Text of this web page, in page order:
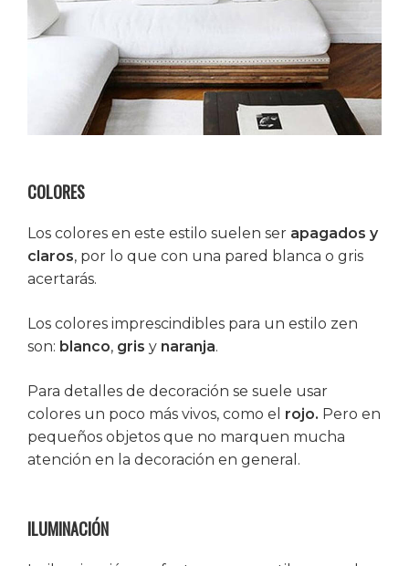
COLORES
Los colores en este estilo suelen ser apagados y
claros, por lo que con una pared blanca o gris
acertarás.
Los colores imprescindibles para un estilo zen
son: blanco, gris y naranja.
Para detalles de decoración se suele usar
colores un poco más vivos, como el rojo. Pero en
pequeños objetos que no marquen mucha
atención en la decoración en general.
ILUMINACIÓN